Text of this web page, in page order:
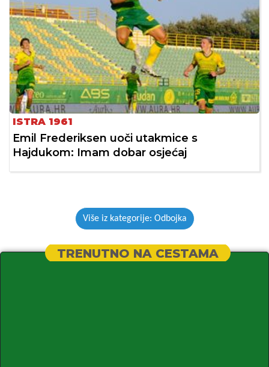
ISTRA 1961
Emil Frederiksen uoči utakmice s
Hajdukom: Imam dobar osjećaj
Više iz kategorije: Odbojka
TRENUTNO NA CESTAMA